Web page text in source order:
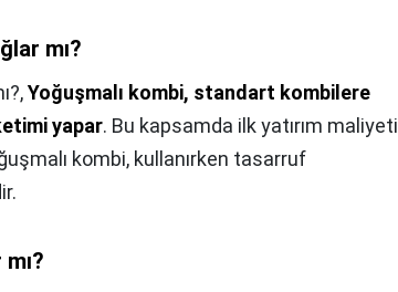
mı?
Yoğuşmalı kombi, standart kombilere
yapar. Bu kapsamda ilk yatırım maliyeti
kombi, kullanırken tasarruf